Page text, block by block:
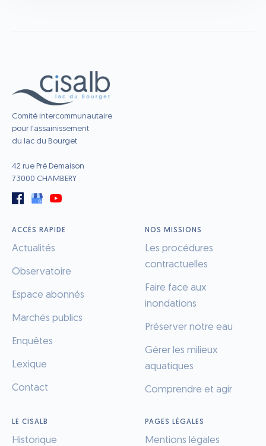
Comité intercommunautaire
pour l'assainissement
du lac du Bourget
42 rue Pré Demaison
73000 CHAMBERY
ACCÈS RAPIDE
Actualités
Observatoire
Espace abonnés
Marchés publics
Enquêtes
Lexique
Contact
NOS MISSIONS
Les procédures
contractuelles
Faire face aux
inondations
Préserver notre eau
Gérer les milieux
aquatiques
Comprendre et agir
LE CISALB
Historique
PAGES LÉGALES
Mentions légales